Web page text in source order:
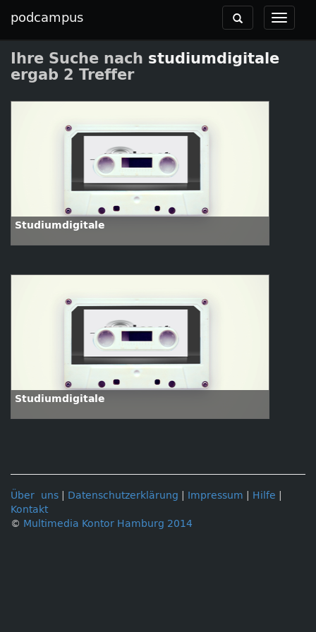
podcampus
Toggle
Toggle
navigation
Ihre Suche nach studiumdigitale
ergab 2 Treffer
Studiumdigitale
Studiumdigitale
Über uns Datenschutzerklärung Impressum Hilfe
Kontakt
© Multimedia Kontor Hamburg 2014